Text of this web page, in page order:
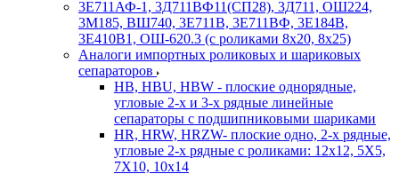
3Е711АФ-1, 3Д711ВФ11(СП28), 3Д711, ОШ224,
3М185, ВШ740, 3Е711В, 3Е711ВФ, 3Е184В,
3Е410В1, ОШ-620.3 (с роликами 8х20, 8х25)
Аналоги импортных роликовых и шариковых
сепараторов
HB, HBU, HBW - плоские однорядные,
угловые 2-х и 3-х рядные линейные
сепараторы с подшипниковыми шариками
HR, HRW, HRZW- плоские одно, 2-х рядные,
угловые 2-х рядные с роликами: 12х12, 5X5,
7X10, 10х14